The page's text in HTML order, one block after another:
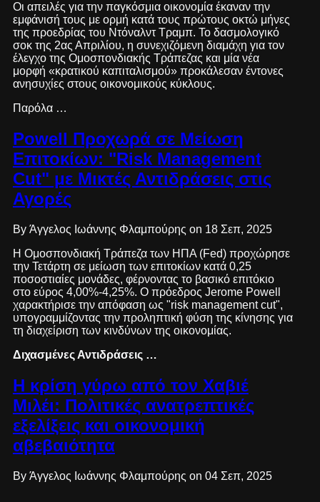
Οι απειλές για την παγκόσμια οικονομία έκαναν την
εμφάνισή τους με ορμή κατά τους πρώτους οκτώ μήνες
της προεδρίας του Ντόναλντ Τραμπ. Το δασμολογικό
σοκ της 2ας Απριλίου, η συνεχιζόμενη διαμάχη για τον
έλεγχο της Ομοσπονδιακής Τράπεζας και μία νέα
μορφή «κρατικού καπιταλισμού» προκάλεσαν έντονες
ανησυχίες στους οικονομικούς κύκλους.
Παρόλα …
Powell Προχωρά σε Μείωση
Επιτοκίων: "Risk Management
Cut" με Μικτές Αντιδράσεις στις
Αγορές
By Άγγελος Ιωάννης Φλαμπούρης on 18 Σεπ, 2025
Η Ομοσπονδιακή Τράπεζα των ΗΠΑ (Fed) προχώρησε
την Τετάρτη σε μείωση των επιτοκίων κατά 0,25
ποσοστιαίες μονάδες, φέρνοντας το βασικό επιτόκιο
στο εύρος 4,00%-4,25%. Ο πρόεδρος Jerome Powell
χαρακτήρισε την απόφαση ως "risk management cut",
υπογραμμίζοντας την προληπτική φύση της κίνησης για
τη διαχείριση των κινδύνων της οικονομίας.
Διχασμένες Αντιδράσεις …
Η κρίση γύρω από τον Χαβιέ
Μιλέι: Πολιτικές ανατρεπτικές
εξελίξεις και οικονομική
αβεβαιότητα
By Άγγελος Ιωάννης Φλαμπούρης on 04 Σεπ, 2025